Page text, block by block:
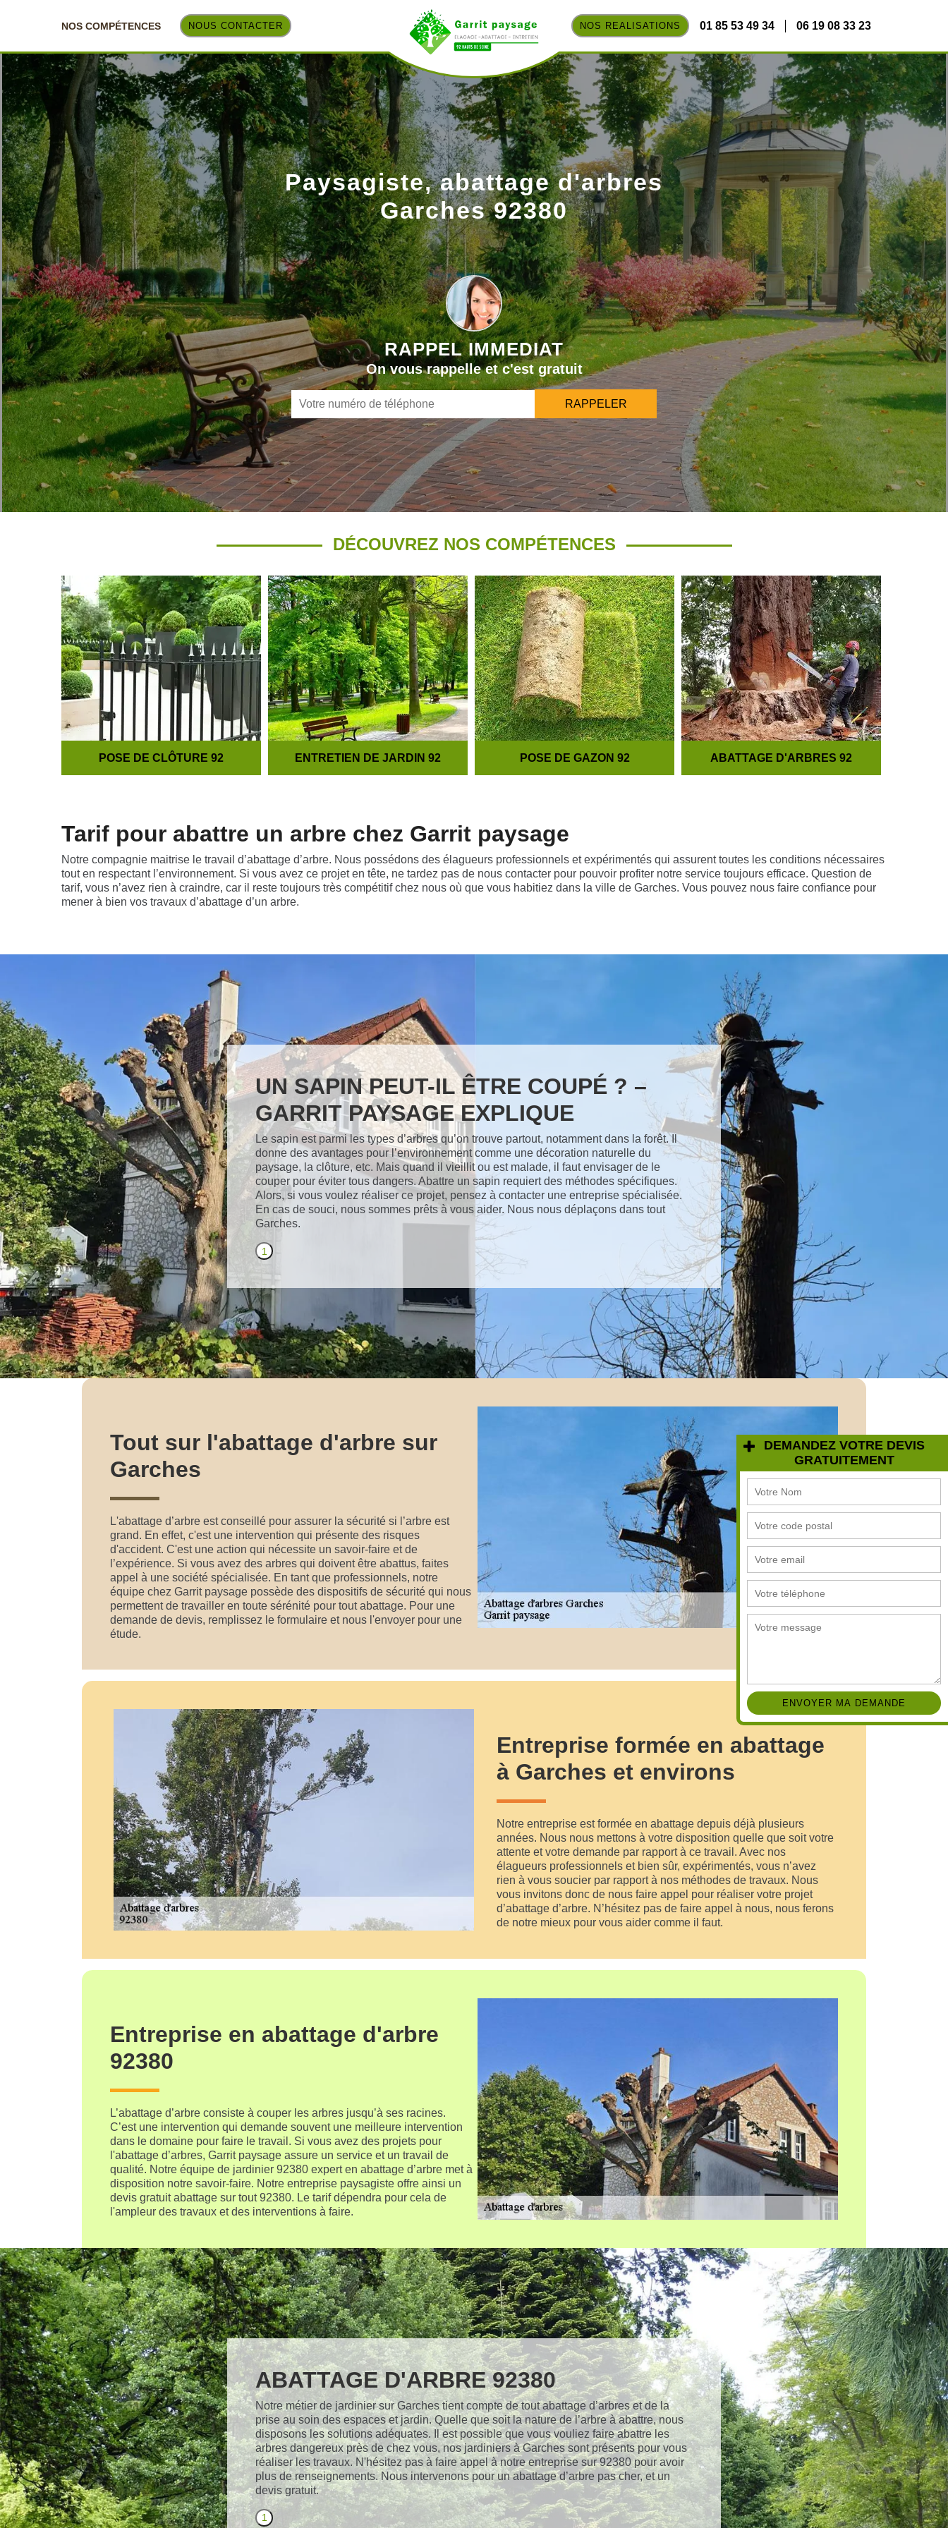
NOS COMPÉTENCES NOUS CONTACTER NOS REALISATIONS 01 85 53 49 34 06 19 08 33 23
Paysagiste, abattage d'arbres
Garches 92380
RAPPEL IMMEDIAT
On vous rappelle et c'est gratuit
DÉCOUVREZ NOS COMPÉTENCES
POSE DE CLÔTURE 92 ENTRETIEN DE JARDIN 92 POSE DE GAZON 92 ABATTAGE D'ARBRES 92
DEMANDEZ VOTRE DEVIS
GRATUITEMENT
Tarif pour abattre un arbre chez Garrit paysage
Notre compagnie maitrise le travail d’abattage d’arbre. Nous possédons des élagueurs professionnels et expérimentés qui assurent toutes les conditions nécessaires
tout en respectant l’environnement. Si vous avez ce projet en tête, ne tardez pas de nous contacter pour pouvoir profiter notre service toujours efficace. Question de
tarif, vous n’avez rien à craindre, car il reste toujours très compétitif chez nous où que vous habitiez dans la ville de Garches. Vous pouvez nous faire confiance pour
mener à bien vos travaux d’abattage d’un arbre.
UN SAPIN PEUT-IL ÊTRE COUPÉ ? –
GARRIT PAYSAGE EXPLIQUE
Le sapin est parmi les types d’arbres qu’on trouve partout, notamment dans la forêt. Il
donne des avantages pour l’environnement comme une décoration naturelle du
paysage, la clôture, etc. Mais quand il vieillit ou est malade, il faut envisager de le
couper pour éviter tous dangers. Abattre un sapin requiert des méthodes spécifiques.
Alors, si vous voulez réaliser ce projet, pensez à contacter une entreprise spécialisée.
En cas de souci, nous sommes prêts à vous aider. Nous nous déplaçons dans tout
Garches.
1
Tout sur l'abattage d'arbre sur
Garches
L'abattage d’arbre est conseillé pour assurer la sécurité si l’arbre est
grand. En effet, c'est une intervention qui présente des risques
d'accident. C'est une action qui nécessite un savoir-faire et de
l’expérience. Si vous avez des arbres qui doivent être abattus, faites
appel à une société spécialisée. En tant que professionnels, notre
équipe chez Garrit paysage possède des dispositifs de sécurité qui nous
permettent de travailler en toute sérénité pour tout abattage. Pour une
demande de devis, remplissez le formulaire et nous l'envoyer pour une
étude.
Entreprise formée en abattage
à Garches et environs
Notre entreprise est formée en abattage depuis déjà plusieurs
années. Nous nous mettons à votre disposition quelle que soit votre
attente et votre demande par rapport à ce travail. Avec nos
élagueurs professionnels et bien sûr, expérimentés, vous n’avez
rien à vous soucier par rapport à nos méthodes de travaux. Nous
vous invitons donc de nous faire appel pour réaliser votre projet
d’abattage d’arbre. N’hésitez pas de faire appel à nous, nous ferons
de notre mieux pour vous aider comme il faut.
Entreprise en abattage d'arbre
92380
L’abattage d’arbre consiste à couper les arbres jusqu’à ses racines.
C’est une intervention qui demande souvent une meilleure intervention
dans le domaine pour faire le travail. Si vous avez des projets pour
l'abattage d’arbres, Garrit paysage assure un service et un travail de
qualité. Notre équipe de jardinier 92380 expert en abattage d’arbre met à
disposition notre savoir-faire. Notre entreprise paysagiste offre ainsi un
devis gratuit abattage sur tout 92380. Le tarif dépendra pour cela de
l'ampleur des travaux et des interventions à faire.
ABATTAGE D'ARBRE 92380
Notre métier de jardinier sur Garches tient compte de tout abattage d’arbres et de la
prise au soin des espaces et jardin. Quelle que soit la nature de l’arbre à abattre, nous
disposons les solutions adéquates. Il est possible que vous vouliez faire abattre les
arbres dangereux près de chez vous, nos jardiniers à Garches sont présents pour vous
réaliser les travaux. N'hésitez pas à faire appel à notre entreprise sur 92380 pour avoir
plus de renseignements. Nous intervenons pour un abattage d’arbre pas cher, et un
devis gratuit.
1